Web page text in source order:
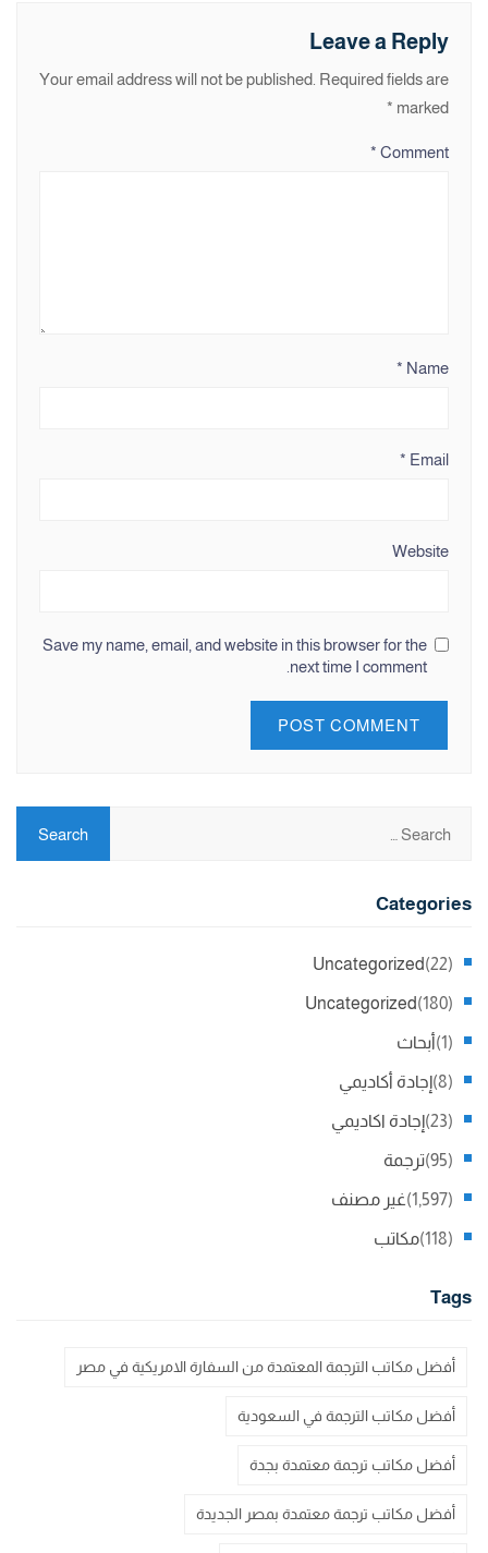
Leave a Reply
Your email address will not be published. Required fields are
marked
*
Comment
*
Name
*
Email
*
Website
Save my name, email, and website in this browser for the
next time I comment.
Categories
Uncategorized (22)
Uncategorized (180)
أبحاث (1)
إجادة أكاديمي (8)
إجادة اكاديمي (23)
ترجمة (95)
غير مصنف (1,597)
مكاتب (118)
Tags
أفضل مكاتب الترجمة المعتمدة من السفارة الامريكية في مصر
أفضل مكاتب الترجمة في السعودية
أفضل مكاتب ترجمة معتمدة بجدة
أفضل مكاتب ترجمة معتمدة بمصر الجديدة